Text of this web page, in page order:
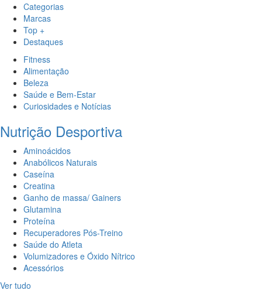
Categorias
Marcas
Top +
Destaques
Fitness
Alimentação
Beleza
Saúde e Bem-Estar
Curiosidades e Notícias
Nutrição Desportiva
Aminoácidos
Anabólicos Naturais
Caseína
Creatina
Ganho de massa/ Gainers
Glutamina
Proteína
Recuperadores Pós-Treino
Saúde do Atleta
Volumizadores e Óxido Nítrico
Acessórios
Ver tudo